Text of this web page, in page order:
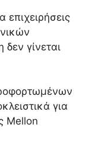
επιχειρήσεις
γίνεται
για
Mellon